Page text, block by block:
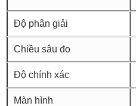
Độ phân giải
Chiều sâu đo
Độ chính xác
Màn hình